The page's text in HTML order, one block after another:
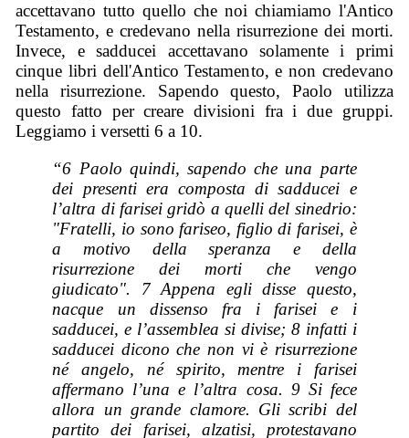
accettavano tutto quello che noi chiamiamo l'Antico
Testamento, e credevano nella risurrezione dei morti.
Invece, e sadducei accettavano solamente i primi
cinque libri dell'Antico Testamento, e non credevano
nella risurrezione. Sapendo questo, Paolo utilizza
questo fatto per creare divisioni fra i due gruppi.
Leggiamo i versetti 6 a 10.
“6 Paolo quindi, sapendo che una parte
dei presenti era composta di sadducei e
l’altra di farisei gridò a quelli del sinedrio:
"Fratelli, io sono fariseo, figlio di farisei, è
a motivo della speranza e della
risurrezione dei morti che vengo
giudicato". 7 Appena egli disse questo,
nacque un dissenso fra i farisei e i
sadducei, e l’assemblea si divise; 8 infatti i
sadducei dicono che non vi è risurrezione
né angelo, né spirito, mentre i farisei
affermano l’una e l’altra cosa. 9 Si fece
allora un grande clamore. Gli scribi del
partito dei farisei, alzatisi, protestavano